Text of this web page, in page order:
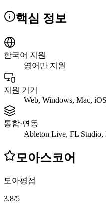
핵심 정보
한국어 지원
영어만 지원
지원 기기
Web, Windows, Mac,
통합·연동
Ableton Live, FL
모아스코어
모아평점
3.8/5